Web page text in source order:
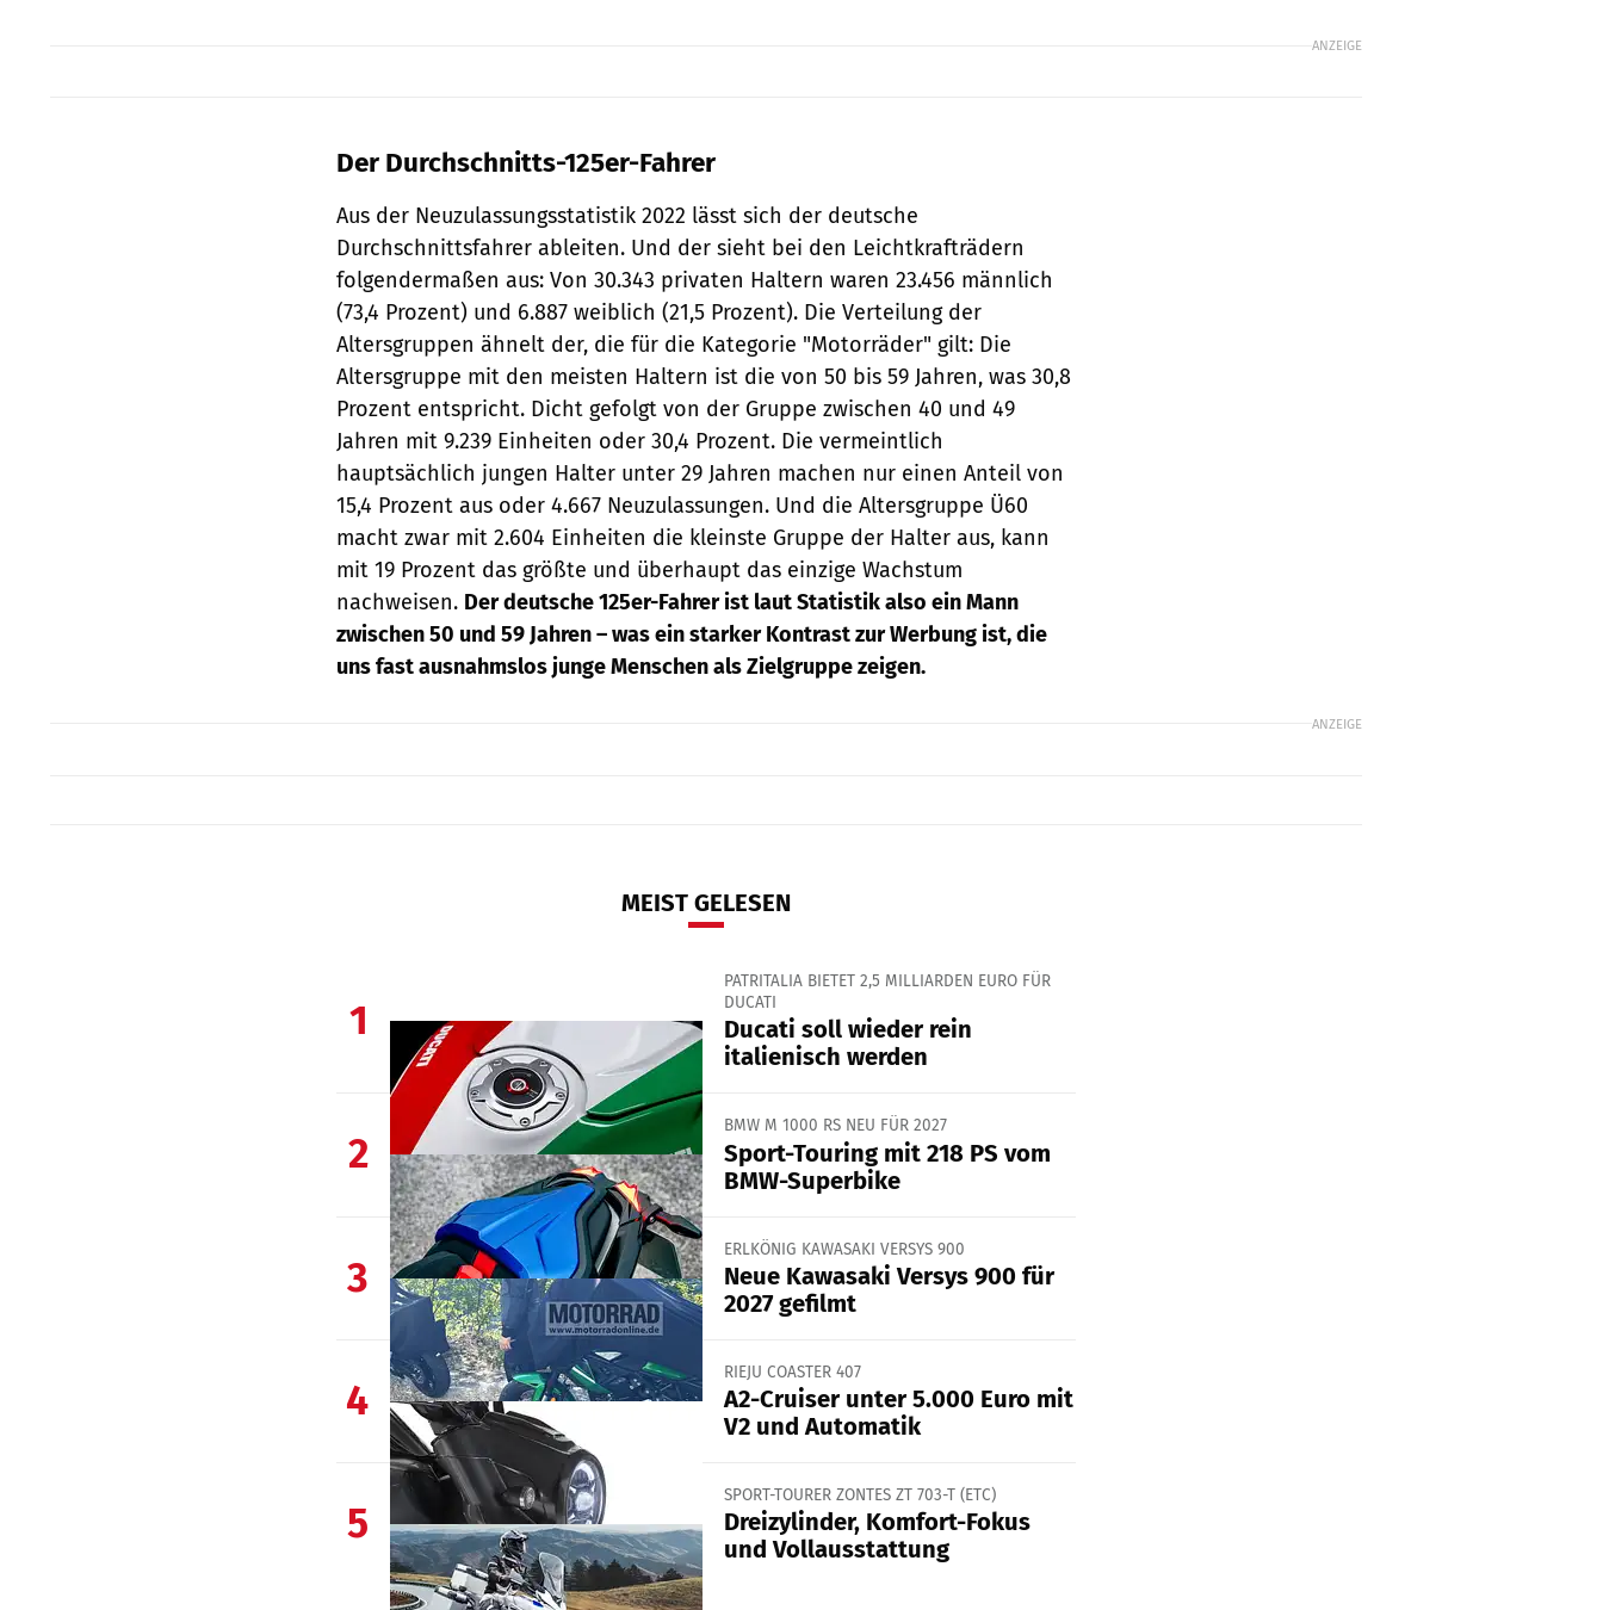
ANZEIGE
Der Durchschnitts-125er-Fahrer
Aus der Neuzulassungsstatistik 2022 lässt sich der deutsche
Durchschnittsfahrer ableiten. Und der sieht bei den Leichtkrafträdern
folgendermaßen aus: Von 30.343 privaten Haltern waren 23.456 männlich
(73,4 Prozent) und 6.887 weiblich (21,5 Prozent). Die Verteilung der
Altersgruppen ähnelt der, die für die Kategorie "Motorräder" gilt: Die
Altersgruppe mit den meisten Haltern ist die von 50 bis 59 Jahren, was 30,8
Prozent entspricht. Dicht gefolgt von der Gruppe zwischen 40 und 49
Jahren mit 9.239 Einheiten oder 30,4 Prozent. Die vermeintlich
hauptsächlich jungen Halter unter 29 Jahren machen nur einen Anteil von
15,4 Prozent aus oder 4.667 Neuzulassungen. Und die Altersgruppe Ü60
macht zwar mit 2.604 Einheiten die kleinste Gruppe der Halter aus, kann
mit 19 Prozent das größte und überhaupt das einzige Wachstum
nachweisen. Der deutsche 125er-Fahrer ist laut Statistik also ein Mann
zwischen 50 und 59 Jahren – was ein starker Kontrast zur Werbung ist, die
uns fast ausnahmslos junge Menschen als Zielgruppe zeigen.
ANZEIGE
MEIST GELESEN
1
PATRITALIA BIETET 2,5 MILLIARDEN EURO FÜR
DUCATI
Ducati soll wieder rein
italienisch werden
2
BMW M 1000 RS NEU FÜR 2027
Sport-Touring mit 218 PS vom
BMW-Superbike
3
ERLKÖNIG KAWASAKI VERSYS 900
Neue Kawasaki Versys 900 für
2027 gefilmt
4
RIEJU COASTER 407
A2-Cruiser unter 5.000 Euro mit
V2 und Automatik
5
SPORT-TOURER ZONTES ZT 703-T (ETC)
Dreizylinder, Komfort-Fokus
und Vollausstattung